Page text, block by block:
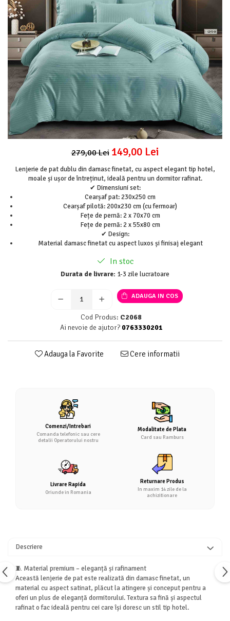
Lenjerii Pat Imprimeu 5D cu Elastic
Cearceaf cu Elastic pat 1 Persoana
Cearceaf cu Elastic pat 2 Persoane
Lenjerii Pat Inimi Brodate
Lenjerii Pat, Bumbac-Finet Premium, 1
Persoana
Lenjerii Pat, Bumbac-Finet Premium, 2
Persoane
Cearceaf cu Elastic
Cearceaf Normal
279,00 Lei 149,00 Lei
Lenjerie de pat dublu din damasc finetat, cu aspect elegant tip hotel,
moale și ușor de întreținut, ideală pentru un dormitor rafinat.
✔ Dimensiuni set:
Cearșaf pat: 230x250 cm
Cearșaf pilotă: 200x230 cm (cu fermoar)
Fețe de pernă: 2 x 70x70 cm
Fețe de pernă: 2 x 55x80 cm
✔ Design:
Material damasc finetat cu aspect luxos și finisaj elegant
In stoc
Durata de livrare: 1-3 zile lucratoare
ADAUGA IN COS
Cod Produs: C2068
Ai nevoie de ajutor? 0763330201
Adauga la Favorite Cere informatii
Comenzi/Intrebari
Comanda telefonic sau cere
detalii Operatorului nostru
Modalitate de Plata
Card sau Ramburs
Livrare Rapida
Oriunde in Romania
Returnare Produs
In maxim 14 zile de la
achizitionare
Descriere
🧵 Material premium – eleganță și rafinament
Această lenjerie de pat este realizată din damasc finetat, un
material cu aspect satinat, plăcut la atingere și conceput pentru a
oferi un plus de eleganță dormitorului. Textura sa fină și aspectul
rafinat o fac ideală pentru cei care își doresc un stil tip hotel.